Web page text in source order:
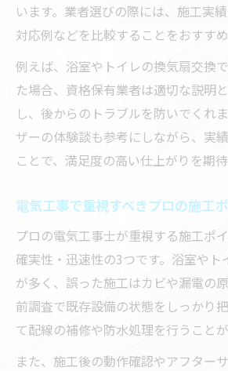
います。業者選びの際には、施工実
対応例などを比較することをおすすめ
例えば、浴室やトイレの換気扇交換
た場合、資格保有業者は適切な説明
し、後からのトラブルを防いでくれ
ザーの体験談も参考にしながら、実
ことで、満足度の高い仕上がりを期待
電気工事で重視すべきプロの施工
プロの電気工事士が重視する施工ポ
確実性・迅速性の3つです。浴室やト
が多く、誤った施工はカビや漏電の
前調査で既存設備の状態をしっかり
て配線の補修や防水処理を行うことが
また、施工後の動作確認やアフター